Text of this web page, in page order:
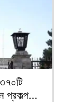
প্রকল্প...